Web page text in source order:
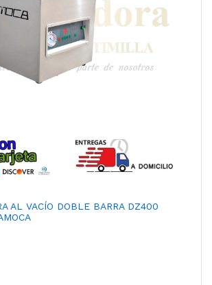
AL VACÍO DOBLE BARRA DZ400